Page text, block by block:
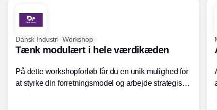
Dansk Industri Workshop
Tænk modulært i hele værdikæden
På dette workshopforløb får du en unik mulighed for
at styrke din forretningsmodel og arbejde strategisk